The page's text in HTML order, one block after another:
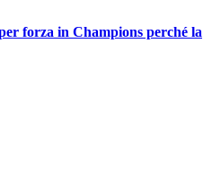
forza in Champions perché la